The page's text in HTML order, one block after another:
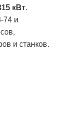
кВт.
74 и
и станков.